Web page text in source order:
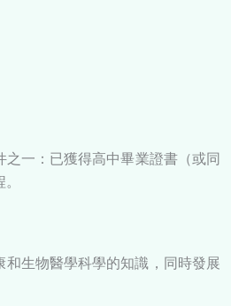
一：已獲得高中畢業證書（或同
生物醫學科學的知識，同時發展